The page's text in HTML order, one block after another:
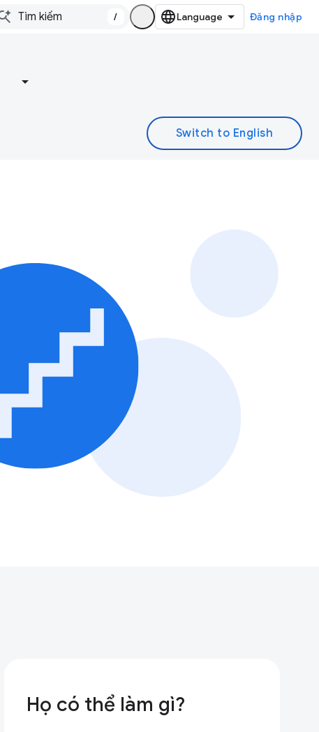
/ Đăng nhập
Họ có thể làm gì?